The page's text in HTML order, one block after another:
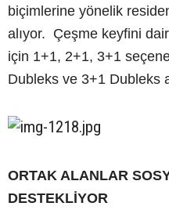
biçimlerine yönelik
alıyor. Çeşme keyfini
için 1+1, 2+1, 3+1
Dubleks ve 3+1 Dubleks
ORTAK ALANLAR
DESTEKLİYOR